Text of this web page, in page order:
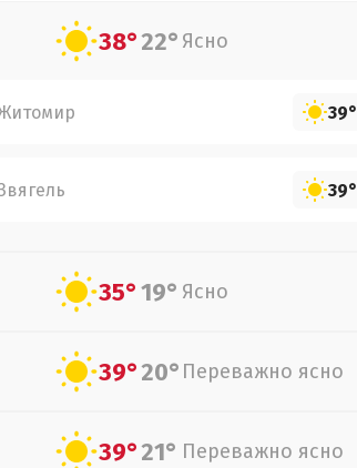
38°22° Ясно
39°
39°
35°19° Ясно
39°20° Переважно ясно
39°21° Переважно ясно